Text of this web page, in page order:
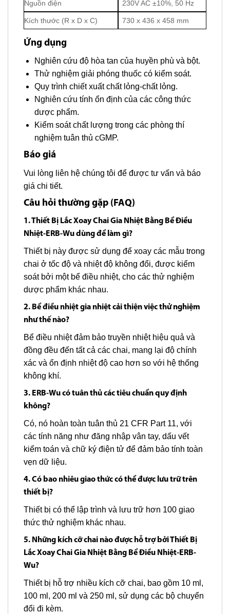
Nguồn điện 230V AC ±10%, 50 Hz
Kích thước (R x D x C) 730 x 436 x 458 mm
Ứng dụng
Nghiên cứu độ hòa tan của huyền phù và bột.
Thử nghiệm giải phóng thuốc có kiểm soát.
Quy trình chiết xuất chất lỏng-chất lỏng.
Nghiên cứu tính ổn định của các công thức
dược phẩm.
Kiểm soát chất lượng trong các phòng thí
nghiệm tuân thủ cGMP.
Báo giá
Vui lòng liên hệ chúng tôi để được tư vấn và báo
giá chi tiết.
Câu hỏi thường gặp (FAQ)
1. Thiết Bị Lắc Xoay Chai Gia Nhiệt Bằng Bể Điều
Nhiệt-ERB-Wu dùng để làm gì?
Thiết bị này được sử dụng để xoay các mẫu trong
chai ở tốc độ và nhiệt độ không đổi, được kiểm
soát bởi một bể điều nhiệt, cho các thử nghiệm
dược phẩm khác nhau.
2. Bể điều nhiệt gia nhiệt cải thiện việc thử nghiệm
như thế nào?
Bể điều nhiệt đảm bảo truyền nhiệt hiệu quả và
đồng đều đến tất cả các chai, mang lại độ chính
xác và ổn định nhiệt độ cao hơn so với hệ thống
không khí.
3. ERB-Wu có tuân thủ các tiêu chuẩn quy định
không?
Có, nó hoàn toàn tuân thủ 21 CFR Part 11, với
các tính năng như đăng nhập vân tay, dấu vết
kiểm toán và chữ ký điện tử để đảm bảo tính toàn
vẹn dữ liệu.
4. Có bao nhiêu giao thức có thể được lưu trữ trên
thiết bị?
Thiết bị có thể lập trình và lưu trữ hơn 100 giao
thức thử nghiệm khác nhau.
5. Những kích cỡ chai nào được hỗ trợ bởi Thiết Bị
Lắc Xoay Chai Gia Nhiệt Bằng Bể Điều Nhiệt-ERB-
Wu?
Thiết bị hỗ trợ nhiều kích cỡ chai, bao gồm 10 ml,
100 ml, 200 ml và 250 ml, sử dụng các bộ chuyển
đổi đi kèm.